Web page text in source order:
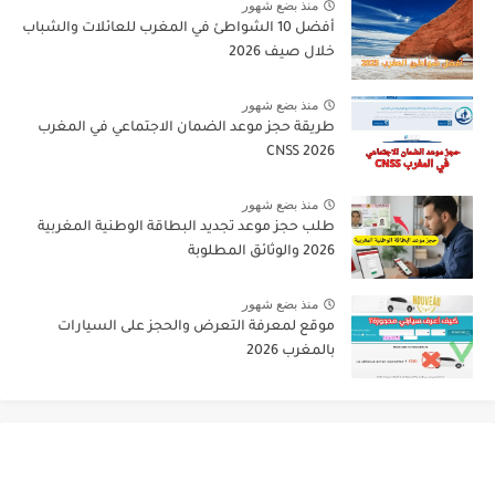
منذ بضع شهور
أفضل 10 الشواطئ في المغرب للعائلات والشباب
خلال صيف 2026
منذ بضع شهور
طريقة حجز موعد الضمان الاجتماعي في المغرب
CNSS 2026
منذ بضع شهور
طلب حجز موعد تجديد البطاقة الوطنية المغربية
2026 والوثائق المطلوبة
منذ بضع شهور
موقع لمعرفة التعرض والحجز على السيارات
بالمغرب 2026